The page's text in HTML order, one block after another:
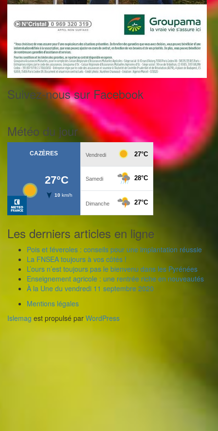
Suivez-nous sur Facebook
Météo du jour
Les derniers articles en ligne
Pois et féveroles : conseils pour une implantation réussie
La FNSEA toujours à vos côtés !
L’ours n’est toujours pas le bienvenu dans les Pyrénées
Enseignement agricole : une rentrée riche en nouveautés
À la Une du vendredi 11 septembre 2020
Mentions légales
Islemag est propulsé par WordPress